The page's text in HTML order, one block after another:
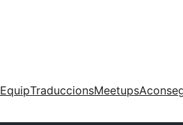
EquipTraduccionsMeetups